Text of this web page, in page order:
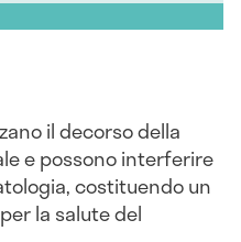
il decorso della
e possono interferire
costituendo un
la salute del